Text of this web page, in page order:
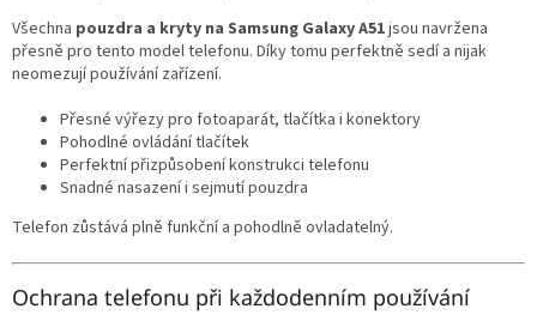
Všechna pouzdra a kryty na Samsung Galaxy A51jsou navržena
přesně pro tento model telefonu. Díky tomu perfektně sedí a nijak
neomezují používání zařízení.
Přesné výřezy pro fotoaparát, tlačítka i konektory
Pohodlné ovládání tlačítek
Perfektní přizpůsobení konstrukci telefonu
Snadné nasazení i sejmutí pouzdra
Telefon zůstává plně funkční a pohodlně ovladatelný.
Ochrana telefonu při každodenním používání